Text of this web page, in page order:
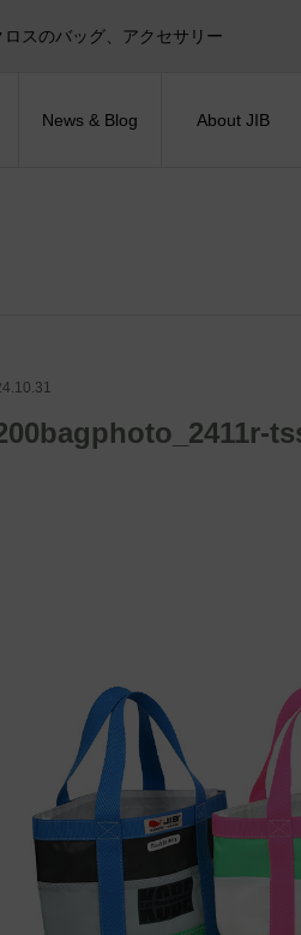
スのバッグ、アクセサリー
News & Blog About JIB